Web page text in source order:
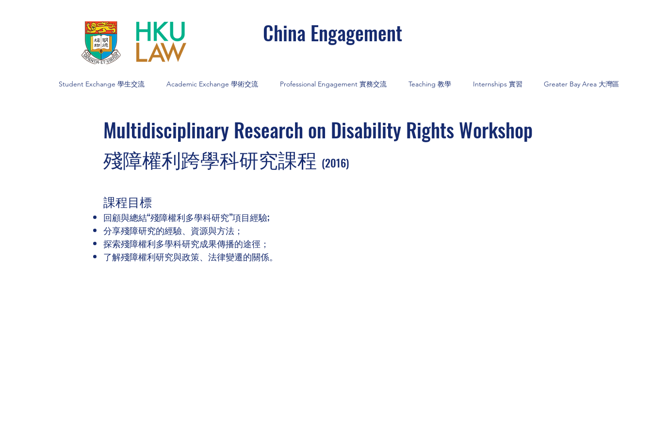
China Engagement
Student Exchange 學生交流 Academic Exchange 學術交流 Professional Engagement 實務交流 Teaching 教學 Internships 實習 Greater Bay Area 大灣區
Multidisciplinary Research on Disability Rights Workshop
殘障權利跨學科研究課程 (2016)
課程目標
回顧與總結“殘障權利多學科研究”項目經驗;
分享殘障研究的經驗、資源與方法；
探索殘障權利多學科研究成果傳播的途徑；
了解殘障權利研究與政策、法律變遷的關係。